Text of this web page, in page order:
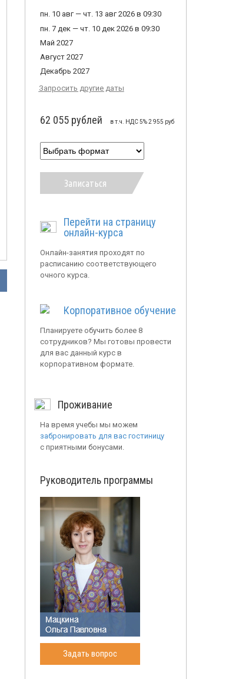
пн. 10 авг — чт. 13 авг 2026 в 09:30
пн. 7 дек — чт. 10 дек 2026 в 09:30
Май 2027
Август 2027
Декабрь 2027
Запросить другие даты
62 055 рублей в т.ч. НДС 5% 2 955 руб
Записаться
Перейти на страницу
онлайн-курса
Онлайн-занятия проходят по
расписанию соответствующего
очного курса.
Корпоративное обучение
Планируете обучить более 8
сотрудников? Мы готовы провести
для вас данный курс в
корпоративном формате.
Проживание
На время учебы мы можем
забронировать для вас гостиницу
с приятными бонусами.
Руководитель программы
Задать вопрос